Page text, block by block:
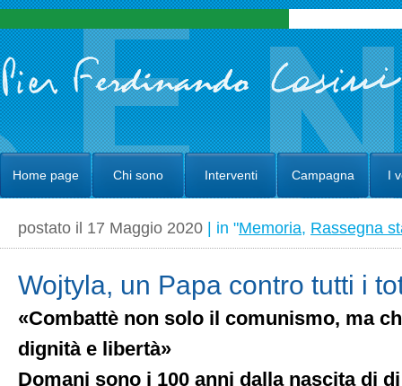
Home page Chi sono Interventi Campagna I
postato il 17 Maggio 2020 | in "Memoria, Rassegna
Wojtyla, un Papa contro tutti i
«Combattè non solo il comunismo, ma
dignità e libertà»
Domani sono i 100 anni dalla nascita di